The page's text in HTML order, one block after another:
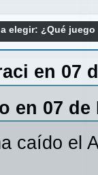
elegir: ¿Qué
para
en 07
en 07 de
caído el